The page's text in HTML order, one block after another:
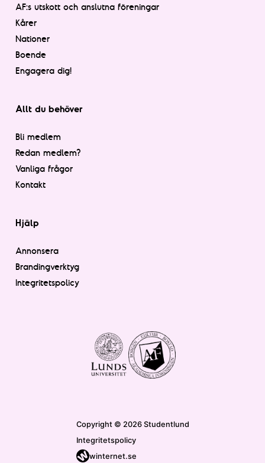
AF:s utskott och anslutna föreningar
Kårer
Nationer
Boende
Engagera dig!
Allt du behöver
Bli medlem
Redan medlem?
Vanliga frågor
Kontakt
Hjälp
Annonsera
Brandingverktyg
Integritetspolicy
Copyright © 2026 Studentlund
Integritetspolicy
winternet.se